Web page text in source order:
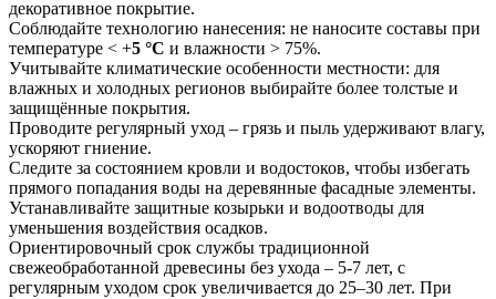
декоративное покрытие.
Соблюдайте технологию нанесения: не наносите составы при
температуре < +5 °С и влажности > 75%.
Учитывайте климатические особенности местности: для
влажных и холодных регионов выбирайте более толстые и
защищённые покрытия.
Проводите регулярный уход – грязь и пыль удерживают влагу,
ускоряют гниение.
Следите за состоянием кровли и водостоков, чтобы избегать
прямого попадания воды на деревянные фасадные элементы.
Устанавливайте защитные козырьки и водоотводы для
уменьшения воздействия осадков.
Ориентировочный срок службы традиционной
свежеобработанной древесины без ухода – 5-7 лет, с
регулярным уходом срок увеличивается до 25–30 лет. При